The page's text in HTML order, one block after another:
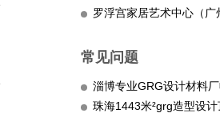
罗浮宫家居艺术中心（
常见问题
淄博专业GRG设计材料